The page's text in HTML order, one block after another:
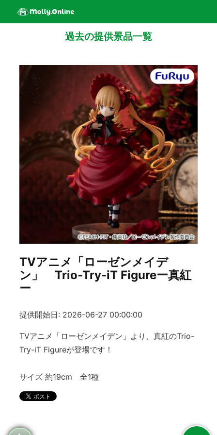
過去の提供景品一覧
TVアニメ「ローゼンメイデ
ン」 Trio-Try-iT Figureー真紅
ー
提供開始日: 2026-06-27 00:00:00
TVアニメ「ローゼンメイデン」より、真紅のTrio-
Try-iT Figureが登場です！
サイズ 約19cm 全1種